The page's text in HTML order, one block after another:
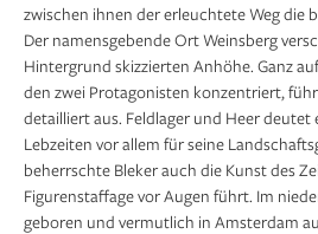
zwischen ihnen der erleuchtete Weg die
Der namensgebende Ort Weinsberg
Hintergrund skizzierten Anhöhe. Ganz
den zwei Protagonisten konzentriert,
detailliert aus. Feldlager und Heer
Lebzeiten vor allem für seine
beherrschte Bleker auch die Kunst des
Figurenstaffage vor Augen führt. Im
geboren und vermutlich in Amsterdam